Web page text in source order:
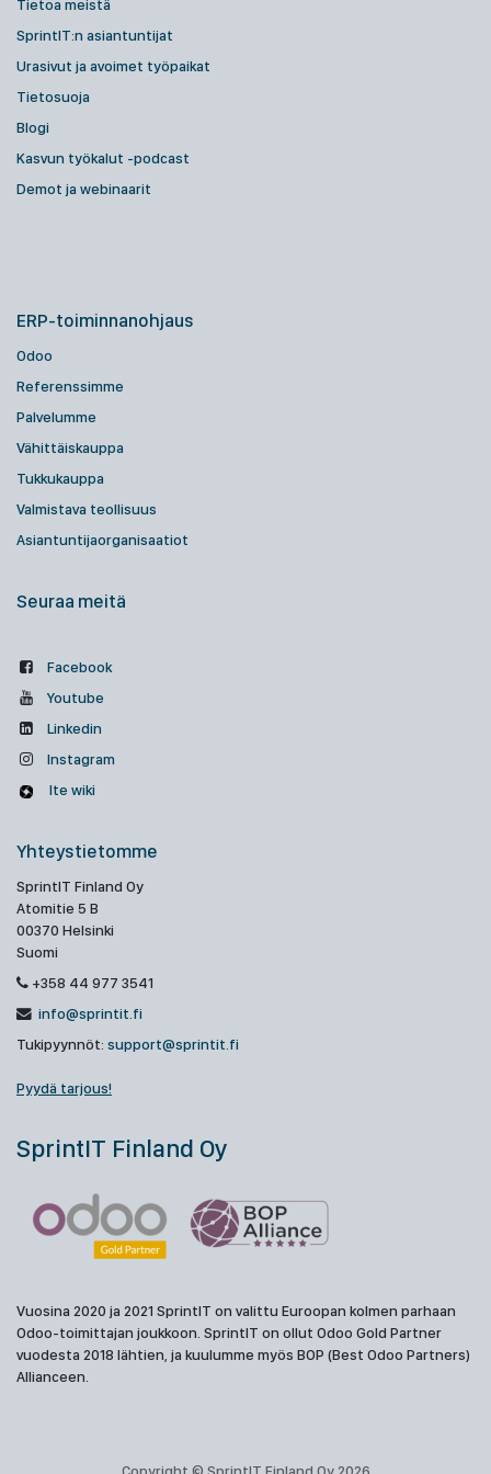
Tietoa meistä
SprintIT:n asiantuntijat
Urasivut ja avoimet työpaikat
Tietosuoja
Blogi
Kasvun työkalut -podcast
Demot ja webinaarit
ERP-toiminnanohjaus
Odoo
Referenssimme
Palvelumme
Vähittäiskauppa
Tukkukauppa
Valmistava teollisuus
Asiantuntijaorganisaatiot
Seuraa meitä
Facebook
Youtube
Linkedin
Instagram
Ite wiki
Yhteystietomme
SprintIT Finland Oy
Atomitie 5 B
00370 Helsinki
Suomi
+358 44 977 3541
info@sprintit.fi
Tukipyynnöt: support@sprintit.fi
Pyydä tarjous!
SprintIT Finland Oy
Vuosina 2020 ja 2021 SprintIT on valittu Euroopan kolmen parhaan
Odoo-toimittajan joukkoon. SprintIT on ollut Odoo Gold Partner
vuodesta 2018 lähtien, ja kuulumme myös BOP (Best Odoo Partners)
Allianceen.
Copyright © SprintIT Finland Oy 2026